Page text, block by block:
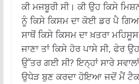
ਕੀ ਮਜਬੂਰੀ ਸੀ। ਕੀ ਉਹ ਕਿਸੇ
ਨੂੰ ਕਿਸੇ ਕਿਸਮ ਦਾ ਕੋਈ ਡਰ ਪੈ
ਸਾਥੋਂ ਕਿਸੇ ਕਿਸਮ ਦਾ ਖ਼ਤਰਾ
ਜਾਣਾ ਤਾਂ ਕਿਸੇ ਹੋਰ ਪਾਸੇ ਸੀ, ਫੇਰ
ਉੱਤਰ ਗਈ ਸੀ? ਇਨ੍ਹਾਂ ਸਾਰੇ ਸਵਾਲਾਂ
ਉਧੇੜ ਬੁਣ ਕਰਦਾ ਹੋਇਆ ਜਦੋਂ ਮੈਂ